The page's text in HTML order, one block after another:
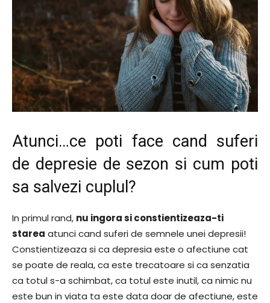
Atunci…ce poti face cand suferi
de depresie de sezon si cum poti
sa salvezi cuplul?
In primul rand, nu ingora si constientizeaza-ti
starea atunci cand suferi de semnele unei depresii!
Constientizeaza si ca depresia este o afectiune cat
se poate de reala, ca este trecatoare si ca senzatia
ca totul s-a schimbat, ca totul este inutil, ca nimic nu
este bun in viata ta este data doar de afectiune, este